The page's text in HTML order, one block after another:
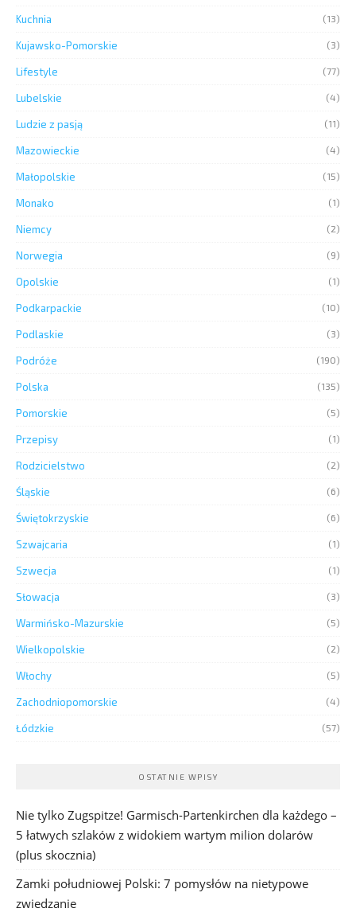
Kuchnia (13)
Kujawsko-Pomorskie (3)
Lifestyle (77)
Lubelskie (4)
Ludzie z pasją (11)
Mazowieckie (4)
Małopolskie (15)
Monako (1)
Niemcy (2)
Norwegia (9)
Opolskie (1)
Podkarpackie (10)
Podlaskie (3)
Podróże (190)
Polska (135)
Pomorskie (5)
Przepisy (1)
Rodzicielstwo (2)
Śląskie (6)
Świętokrzyskie (6)
Szwajcaria (1)
Szwecja (1)
Słowacja (3)
Warmińsko-Mazurskie (5)
Wielkopolskie (2)
Włochy (5)
Zachodniopomorskie (4)
Łódzkie (57)
OSTATNIE WPISY
Nie tylko Zugspitze! Garmisch-Partenkirchen dla każdego –
5 łatwych szlaków z widokiem wartym milion dolarów
(plus skocznia)
Zamki południowej Polski: 7 pomysłów na nietypowe
zwiedzanie